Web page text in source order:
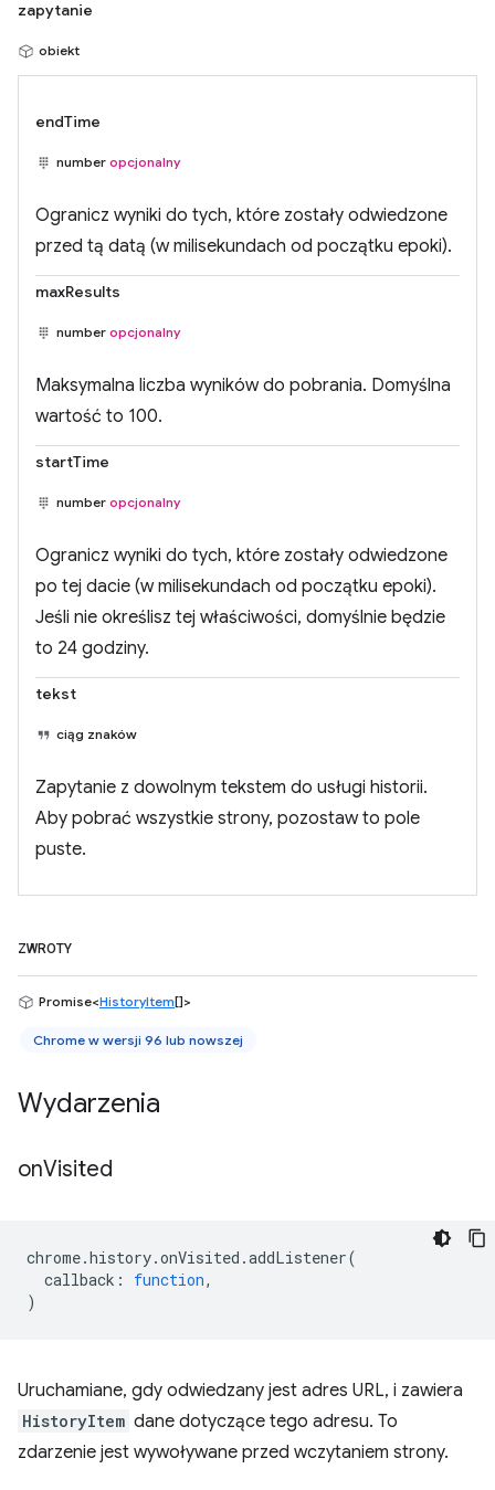
zapytanie
obiekt
endTime
number opcjonalny
Ogranicz wyniki do tych, które zostały odwiedzone
przed tą datą (w milisekundach od początku epoki).
maxResults
number opcjonalny
Maksymalna liczba wyników do pobrania. Domyślna
wartość to 100.
startTime
number opcjonalny
Ogranicz wyniki do tych, które zostały odwiedzone
po tej dacie (w milisekundach od początku epoki).
Jeśli nie określisz tej właściwości, domyślnie będzie
to 24 godziny.
tekst
ciąg znaków
Zapytanie z dowolnym tekstem do usługi historii.
Aby pobrać wszystkie strony, pozostaw to pole
puste.
ZWROTY
Promise<HistoryItem[]>
Chrome w wersji 96 lub nowszej
Wydarzenia
onVisited
chrome.history.onVisited .addListener(
callback : function,
)
Uruchamiane, gdy odwiedzany jest adres URL, i zawiera
HistoryItem dane dotyczące tego adresu. To
zdarzenie jest wywoływane przed wczytaniem strony.